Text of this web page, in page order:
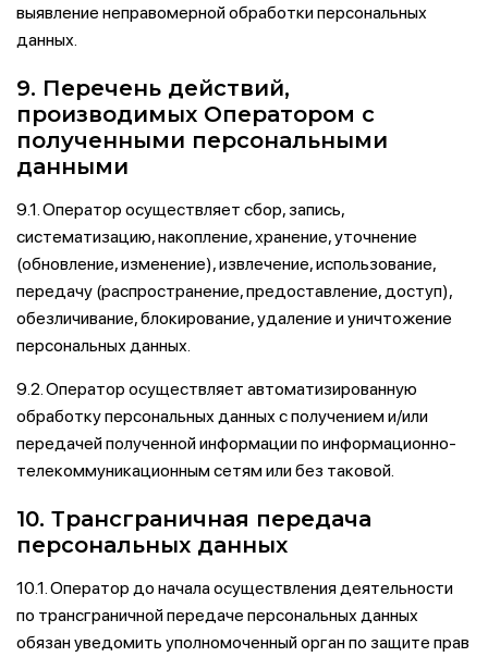
выявление неправомерной обработки персональных
данных.
9. Перечень действий,
производимых Оператором с
полученными персональными
данными
9.1. Оператор осуществляет сбор, запись,
систематизацию, накопление, хранение, уточнение
(обновление, изменение), извлечение, использование,
передачу (распространение, предоставление, доступ),
обезличивание, блокирование, удаление и уничтожение
персональных данных.
9.2. Оператор осуществляет автоматизированную
обработку персональных данных с получением и/или
передачей полученной информации по информационно-
телекоммуникационным сетям или без таковой.
10. Трансграничная передача
персональных данных
10.1. Оператор до начала осуществления деятельности
по трансграничной передаче персональных данных
обязан уведомить уполномоченный орган по защите прав